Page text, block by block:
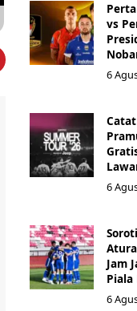
vs
6
6
Jam
Piala
6